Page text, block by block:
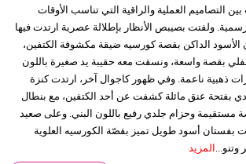
التصاميم العملية والراقية التي تناسب الأوقات
ولفتت بصيبص الأنظار بإطلالة عصرية ارتدت فيها
الداكن بقصة كورسيه ضيقة مكشوفة الكتفين،
بقصة واسعة، ونسقت معه حقيبة يد صغيرة باللون
ذهبية ناعمة. وفي ظهور كاجوال آخر، ارتدت كنزة
بفتحة عنق مائلة كشفت عن أحد الكتفين، مع بنطال
مستقيمة وحزام جلدي رفيع باللون البني. وعلى صعيد
بفستان أسود طويل تميز بقصّة الكورسيه العلوية
المزيد